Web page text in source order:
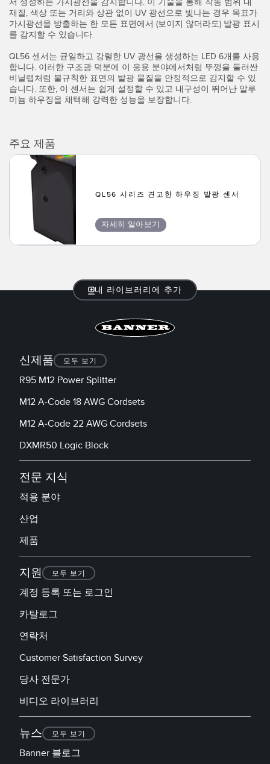
액세서리
코드셋
소프트웨어
센서 GUI 소프트웨어
TECHNOLOGY
IO-Link 지원 센서
서 생성하는 가시광선을 감지합니다. 이 기술을 통해 작동 범위 내
재질, 색상 또는 거리와 상관 없이 UV 광선으로 빛나는 경우 목표가
가시광선을 방출하는 한 모든 표면에서 (보이지 않더라도) 발광 표시
를 감지할 수 있습니다.
QL56 센서는 균일하고 강렬한 UV 광선을 생성하는 LED 6개를 사용
합니다. 이러한 구조광 덕분에 이 응용 분야에서처럼 뚜껑을 둘러싼
비닐랩처럼 불규칙한 표면의 발광 물질을 안정적으로 감지할 수 있
습니다. 또한, 이 센서는 쉽게 설정할 수 있고 내구성이 뛰어난 알루
미늄 하우징을 채택해 강력한 성능을 보장합니다.
주요 제품
QL56 시리즈 견고한 하우징 발광 센서
자세히 알아보기
내 라이브러리에 추가
신제품 모두 보기
R95 M12 Power Splitter
M12 A-Code 18 AWG Cordsets
M12 A-Code 22 AWG Cordsets
DXMR50 Logic Block
전문 지식
적용 분야
산업
제품
지원 모두 보기
계정 등록 또는 로그인
카탈로그
연락처
Customer Satisfaction Survey
당사 전문가
비디오 라이브러리
뉴스 모두 보기
Banner 블로그